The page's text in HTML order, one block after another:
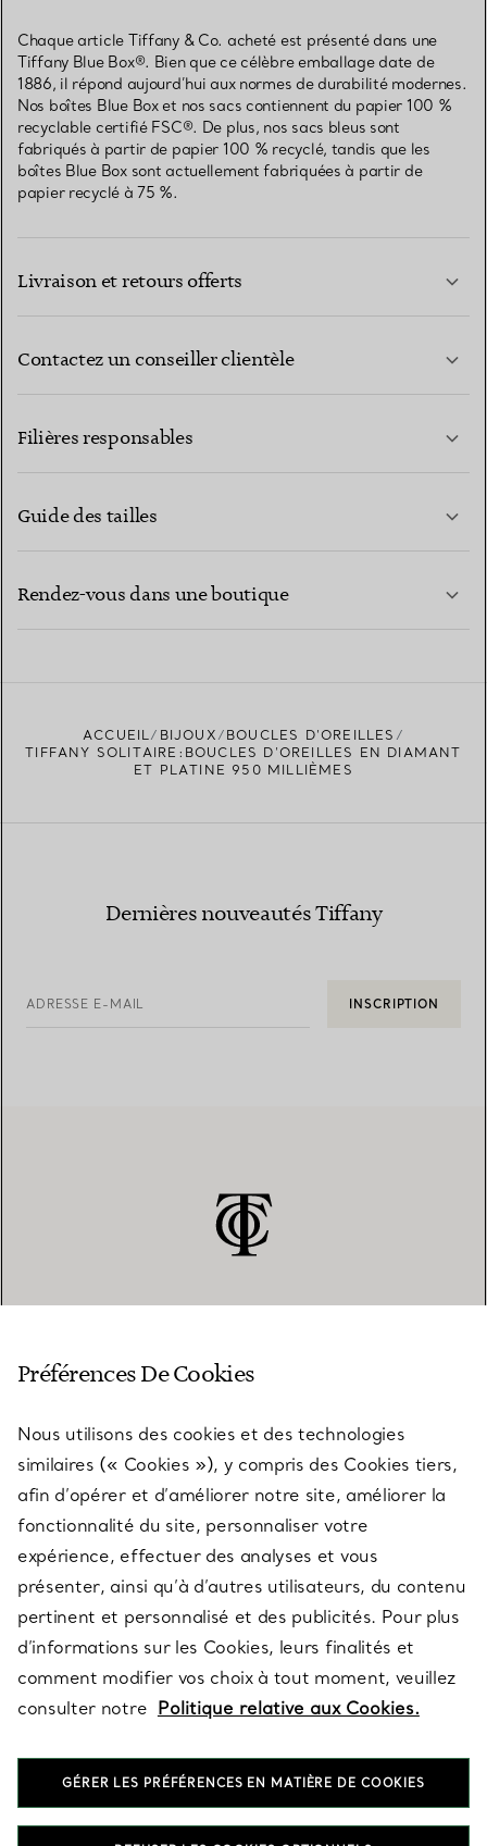
Chaque article Tiffany & Co. acheté est présenté dans une
Tiffany Blue Box®. Bien que ce célèbre emballage date de
1886, il répond aujourd’hui aux normes de durabilité modernes.
Nos boîtes Blue Box et nos sacs contiennent du papier 100 %
recyclable certifié FSC®. De plus, nos sacs bleus sont
fabriqués à partir de papier 100 % recyclé, tandis que les
boîtes Blue Box sont actuellement fabriquées à partir de
papier recyclé à 75 %.
Livraison et retours offerts
Contactez un conseiller clientèle
Filières responsables
Guide des tailles
Rendez-vous dans une boutique
TROUVEZ LA BOUTIQUE LA PLUS PROCHE
ACCUEIL BIJOUX
BOUCLES D’OREILLES
TIFFANY SOLITAIRE:BOUCLES D’OREILLES EN DIAMANT
ET PLATINE 950 MILLIÈMES
Dernières nouveautés Tiffany
ADRESSE E-MAIL INSCRIPTION
SERVICES
À PROPOS
QUESTIONS LÉGALES
SUIVEZ-NOUS
Préférences De Cookies
Nous utilisons des cookies et des technologies
similaires (« Cookies »), y compris des Cookies tiers,
afin d’opérer et d’améliorer notre site, améliorer la
fonctionnalité du site, personnaliser votre
expérience, effectuer des analyses et vous
présenter, ainsi qu’à d’autres utilisateurs, du contenu
pertinent et personnalisé et des publicités. Pour plus
d’informations sur les Cookies, leurs finalités et
comment modifier vos choix à tout moment, veuillez
consulter notre Politique relative aux Cookies.
GÉRER LES PRÉFÉRENCES EN MATIÈRE DE COOKIES